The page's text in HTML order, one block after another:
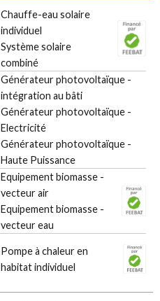
Chauffe-eau solaire
individuel
Système solaire
combiné
Générateur photovoltaïque -
intégration au bâti
Générateur photovoltaïque -
Electricité
Générateur photovoltaïque -
Haute Puissance
Equipement biomasse -
vecteur air
Equipement biomasse -
vecteur eau
Pompe à chaleur en
habitat individuel